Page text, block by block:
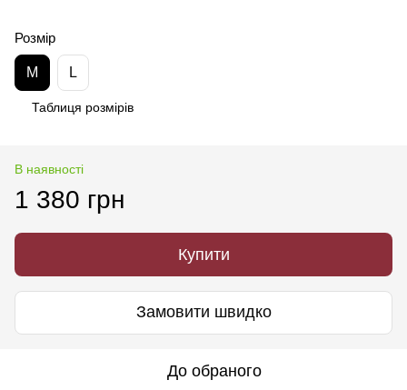
Розмір
M L
Таблиця розмірів
В наявності
1 380 грн
Купити
Замовити швидко
До обраного